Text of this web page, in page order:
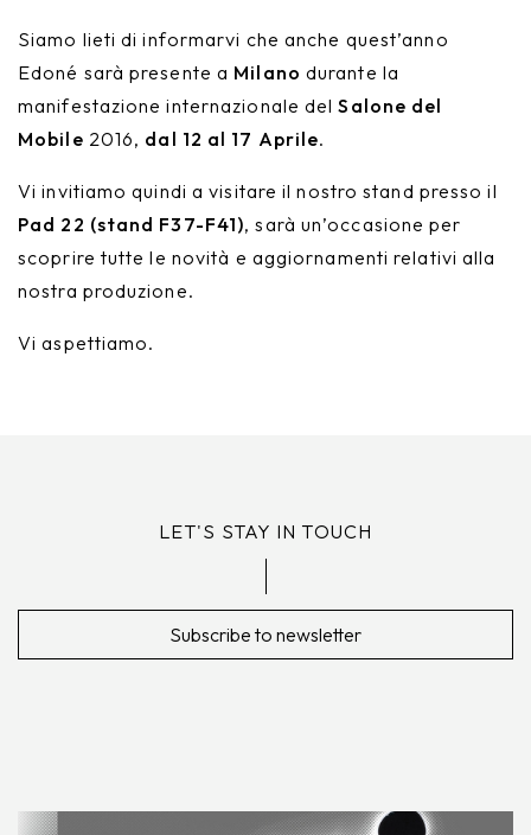
Siamo lieti di informarvi che anche quest’anno
Edoné sarà presente a Milano durante la
manifestazione internazionale delSalone del
Mobile 2016, dal 12 al 17 Aprile.
Vi invitiamo quindi a visitare il nostro stand presso il
Pad 22 (stand F37-F41), sarà un’occasione per
scoprire tutte le novità e aggiornamenti relativi alla
nostra produzione.
Vi aspettiamo.
LET'S STAY IN TOUCH
Subscribe to newsletter
Artemide
Minerva
Bath-Living